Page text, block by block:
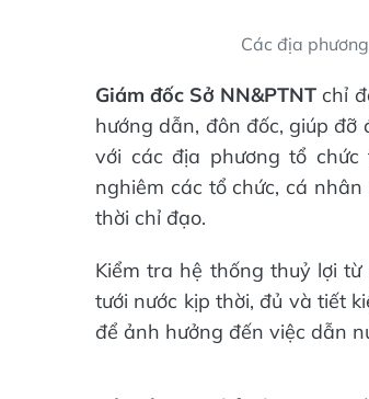
Các địa
Giám đốc Sở NN&PTNT chỉ
hướng dẫn, đôn đốc, giúp
với các địa phương tổ
nghiêm các tổ chức, cá
thời chỉ đạo.
Kiểm tra hệ thống thuỷ lợi
tưới nước kịp thời, đủ và tiết
để ảnh hưởng đến việc dẫn